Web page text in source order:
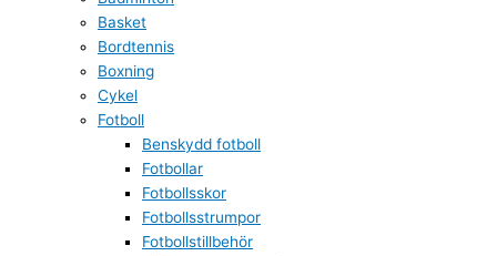
Basket
Bordtennis
Boxning
Cykel
Fotboll
Benskydd fotboll
Fotbollar
Fotbollsskor
Fotbollsstrumpor
Fotbollstillbehör